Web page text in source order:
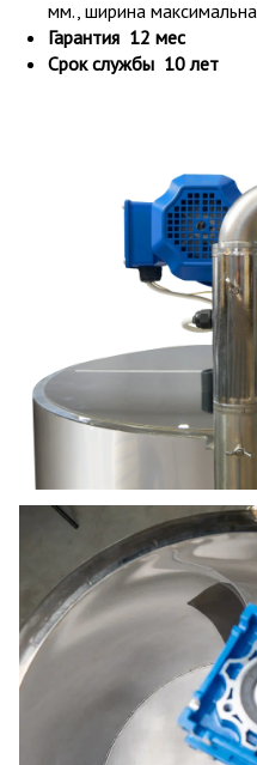
мм., ширина
Гарантия 12 мес
Срок службы 10 лет